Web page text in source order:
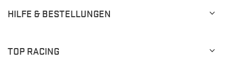
HILFE & BESTELLUNGEN
TOP RACING